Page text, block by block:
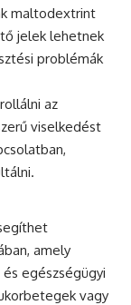
maltodextrint
jelek lehetnek
problémák
az
viselkedést
amely
egészségügyi
vagy